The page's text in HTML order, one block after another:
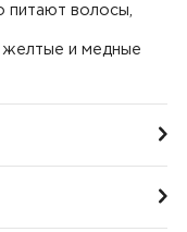
питают волосы,
желтые и медные